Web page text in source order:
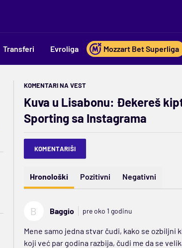
Transferi Evroliga Mozzart Bet Superliga
KOMENTARI NA VEST
Kuva u Lisabonu: Đekereš
Sporting sa Instagrama
KOMENTARIŠI
Hronološki Pozitivni Negativni
B Baggio pre oko 1 godinu
Mene samo jedna stvar čudi, kako se
koji već par godina razbija, čudi me da se